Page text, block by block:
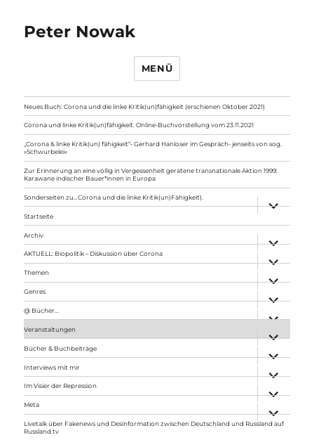
Peter Nowak
MENÜ
Neues Buch: Corona und die linke Kritik(un)fähigkeit (erschienen Oktober 2021)
Corona und linke Kritik(un)fähigkeit. Online-Buchvorstellung vom 23.11.2021
„Corona & linke Kritik(un) fähigkeit“- Gerhard Hanloser im Gespräch- jenseits von sog.
»Schwurbelei«
Zur Erinnerung an eine völlig in Vergessenheit geratene transnationale Aktion 1999:
Karawane indischer Bauer*innen in Europa
Sonderseiten zu…Corona und die linke Kritik(un)Fähigkeit).
anzeigen
Startseite
Archiv
anzeigen
AKTUELL: Biopolitik – Diskussion über Corona
anzeigen
Themen
anzeigen
Genres
anzeigen
@ Bücher…
Veranstaltungen
anzeigen
Bücher & Buchbeiträge
anzeigen
Interviews mit mir
anzeigen
Im Visier der Repression
anzeigen
Meta
anzeigen
Livetalk über Fakenews und Desinformation zwischen Deutschland und Russland auf
Russland.tv